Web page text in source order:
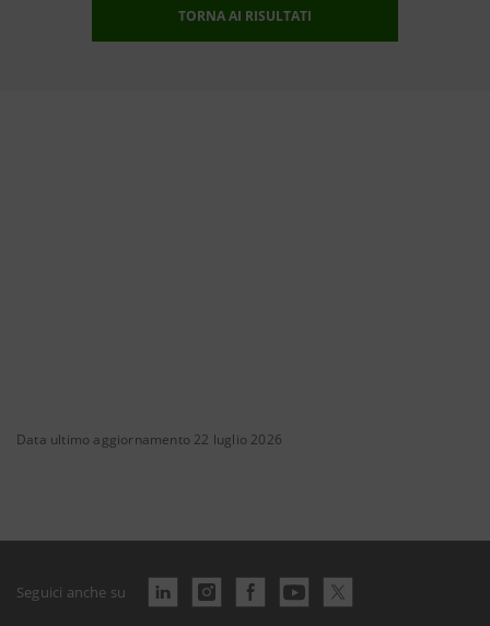
TORNA AI RISULTATI
Data ultimo aggiornamento 22 luglio 2026
Seguici anche su